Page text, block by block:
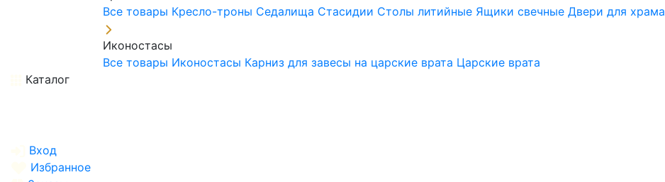
Все товары Кресло-троны Седалища Стасидии Столы литийные Ящики свечныеДвери для храма
Иконостасы
Все товары Иконостасы Карниз для завесы на царские врата Царские врата
Каталог
Вход
Избранное